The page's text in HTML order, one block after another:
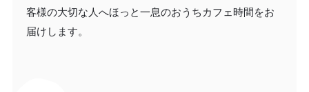
客様の大切な人へほっと一息のおうちカフェ時間をお
届けします。